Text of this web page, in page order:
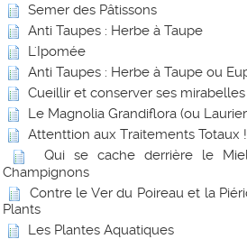
Semer des Pâtissons
Anti Taupes : Herbe à Taupe
L'Ipomée
Anti Taupes : Herbe à Taupe ou
Cueillir et conserver ses mirabelles
Le Magnolia Grandiflora (ou
Attenttion aux Traitements Totaux !
Qui se cache derrière le
Champignons
Contre le Ver du Poireau et la
Plants
Les Plantes Aquatiques